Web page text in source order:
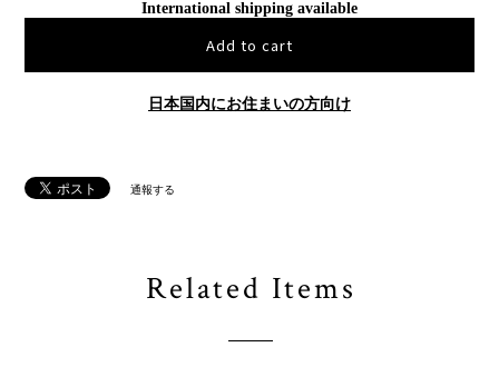
International shipping available
Add to cart
日本国内にお住まいの方向け
通報する
Related Items